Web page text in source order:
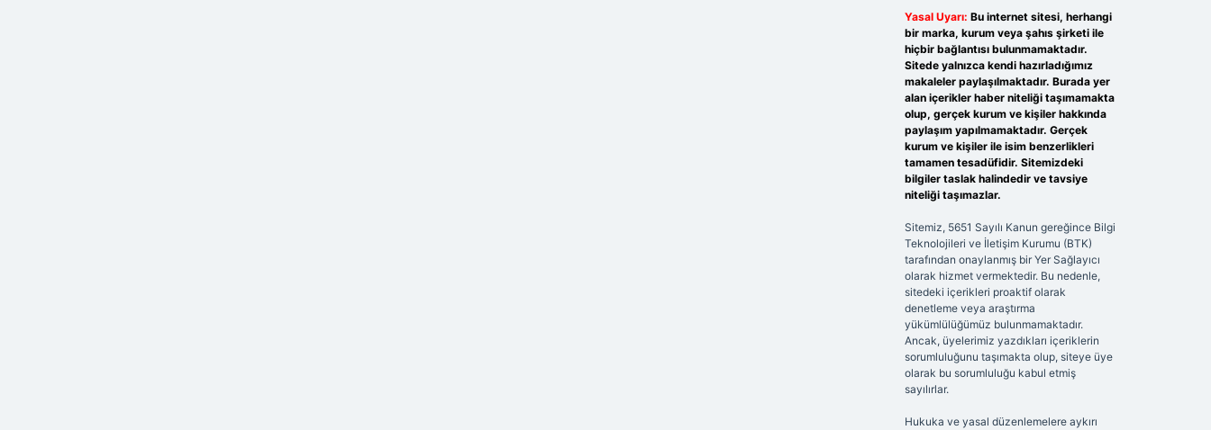
Yasal Uyarı: Bu internet sitesi, herhangi
bir marka, kurum veya şahıs şirketi ile
hiçbir bağlantısı bulunmamaktadır.
Sitede yalnızca kendi hazırladığımız
makaleler paylaşılmaktadır. Burada yer
alan içerikler haber niteliği taşımamakta
olup, gerçek kurum ve kişiler hakkında
paylaşım yapılmamaktadır. Gerçek
kurum ve kişiler ile isim benzerlikleri
tamamen tesadüfidir. Sitemizdeki
bilgiler taslak halindedir ve tavsiye
niteliği taşımazlar.
Sitemiz, 5651 Sayılı Kanun gereğince Bilgi
Teknolojileri ve İletişim Kurumu (BTK)
tarafından onaylanmış bir Yer Sağlayıcı
olarak hizmet vermektedir. Bu nedenle,
sitedeki içerikleri proaktif olarak
denetleme veya araştırma
yükümlülüğümüz bulunmamaktadır.
Ancak, üyelerimiz yazdıkları içeriklerin
sorumluluğunu taşımakta olup, siteye üye
olarak bu sorumluluğu kabul etmiş
sayılırlar.
Hukuka ve yasal düzenlemelere aykırı